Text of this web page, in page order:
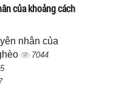
của khoảng cách
nhân của
7044